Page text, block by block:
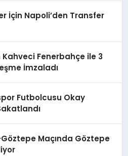
İçin Napoli’den Transfer
Fenerbahçe ile 3
İmzaladı
Futbolcusu Okay
Maçında Göztepe